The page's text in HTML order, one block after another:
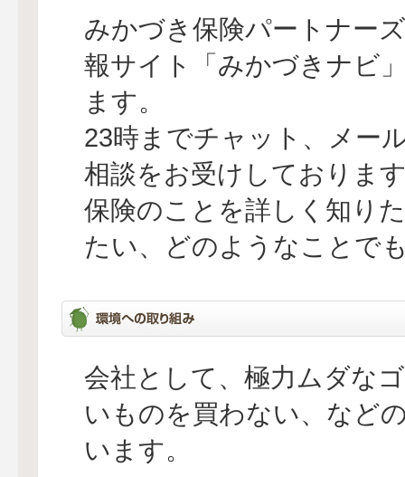
みかづき保険パートナー
報サイト「みかづきナビ
ます。
23時までチャット、メー
相談をお受けしておりま
保険のことを詳しく知り
たい、どのようなことで
会社として、極力ムダな
いものを買わない、など
います。